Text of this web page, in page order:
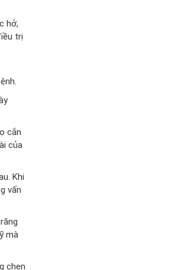
hở,
trị
cắn
của
Khi
vấn
mà
chen